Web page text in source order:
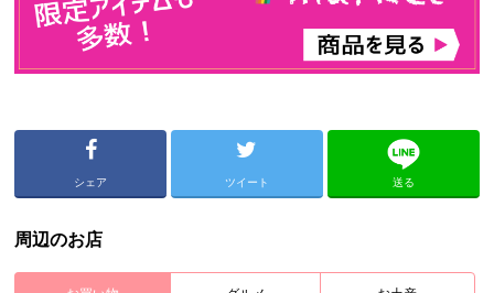
シェア ツイート 送る
周辺のお店